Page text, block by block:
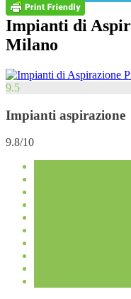
Impianti di
Milano
9.5
Impianti aspirazione
9.8/10